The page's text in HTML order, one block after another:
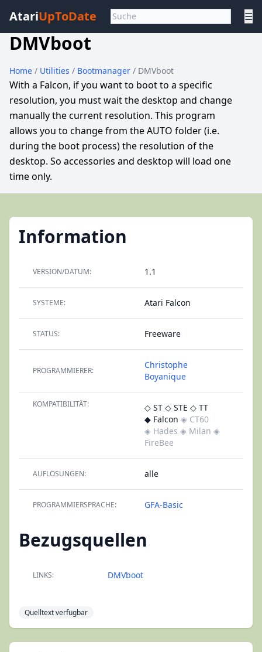
AtariUpToDate ☰
DMVboot
Home / Utilities / Bootmanager / DMVboot
With a Falcon, if you want to boot to a specific
resolution, you must wait the desktop and change
manually the current resolution. This program
allows you to change from the AUTO folder (i.e.
during the boot process) the resolution of the
desktop. So accessories and desktop will load one
time only.
Information
VERSION/DATUM: 1.1
SYSTEME: Atari Falcon
STATUS: Freeware
PROGRAMMIERER:
Christophe
Boyanique
KOMPATIBILITÄT: ◇ ST ◇ STE ◇ TT
◆ Falcon ◈ CT60
◈ Hades ◈ Milan ◈
FireBee
AUFLÖSUNGEN: alle
PROGRAMMIERSPRACHE: GFA-Basic
Bezugsquellen
LINKS: DMVboot
Quelltext verfügbar